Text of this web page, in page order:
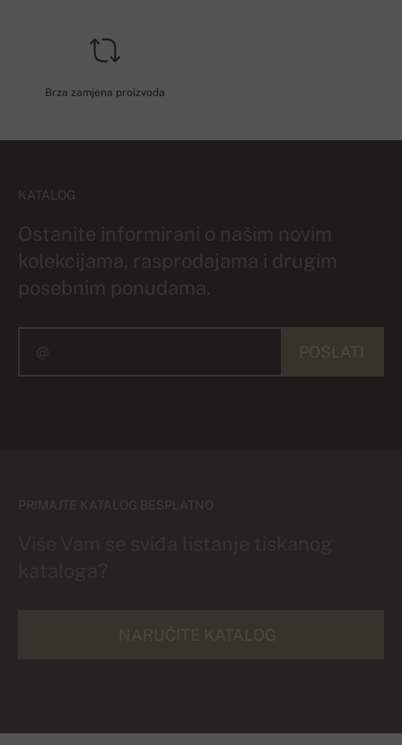
Brza zamjena proizvoda
KATALOG
Ostanite informirani o našim novim
kolekcijama, rasprodajama i drugim
posebnim ponudama.
PRIMAJTE KATALOG BESPLATNO